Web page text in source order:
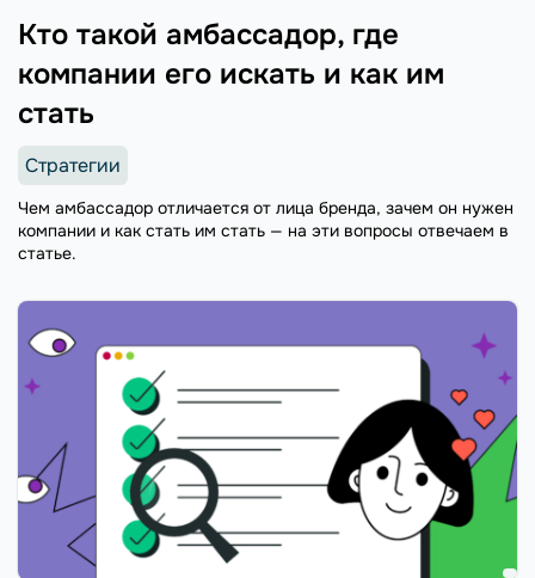
Кто такой амбассадор, где
компании его искать и как им
стать
Стратегии
Чем амбассадор отличается от лица бренда, зачем он нужен
компании и как стать им стать — на эти вопросы отвечаем в
статье.